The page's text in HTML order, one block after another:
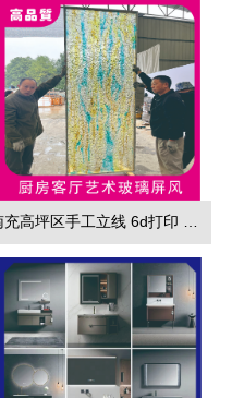
南充高坪区手工立线 6d打印 藤编夹胶 新款 厂家直销